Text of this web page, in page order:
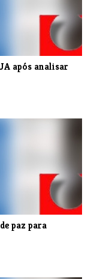
após analisar
paz para